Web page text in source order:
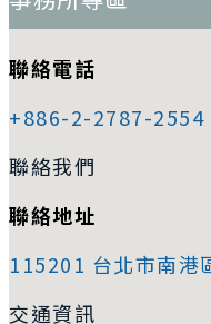
聯絡電話
+886-2-2787-2554
聯絡我們
聯絡地址
115201 台北市南港
交通資訊